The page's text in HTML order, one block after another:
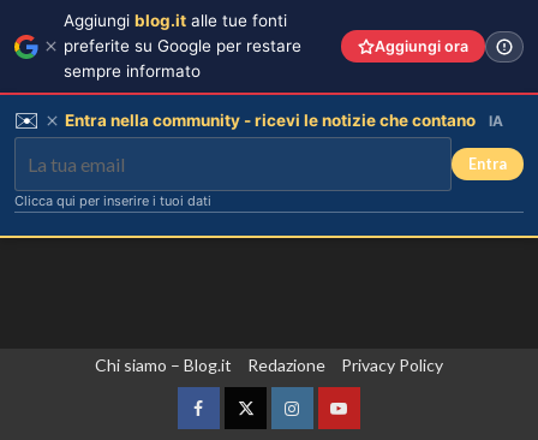
Chi siamo – Blog.it Redazione Privacy Policy
FacebookTwitterInstagramYouTube
Aggiungi blog.it alle tue fonti
preferite su Google per restare
sempre informato
Aggiungi ora
✉️ Entra nella community - ricevi le notizie che contano IA
Entra
Clicca qui per inserire i tuoi dati